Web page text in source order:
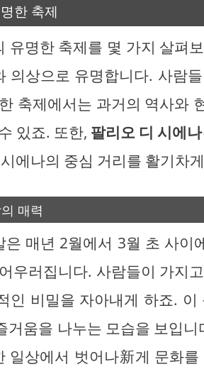
한 축제
유명한 축제를 몇 가지 살펴
의상으로 유명합니다. 사람
축제에서는 과거의 역사와
있죠. 또한, 팔리오 디 시에나
에나의 중심 거리를 활기차
매력
은 매년 2월에서 3월 초 사이
우러집니다. 사람들이 가지
인 비밀을 자아내게 하죠.
거움을 나누는 모습을 보입
일상에서 벗어나新게 문화